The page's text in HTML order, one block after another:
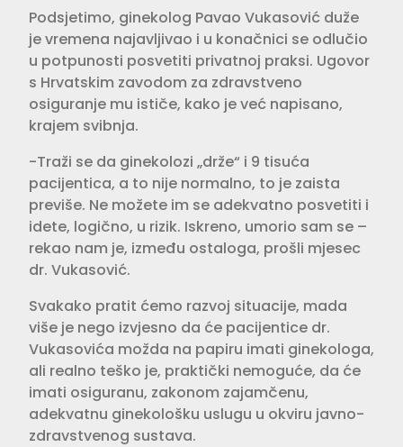
Podsjetimo, ginekolog Pavao Vukasović duže
je vremena najavljivao i u konačnici se odlučio
u potpunosti posvetiti privatnoj praksi. Ugovor
s Hrvatskim zavodom za zdravstveno
osiguranje mu ističe, kako je već napisano,
krajem svibnja.
-Traži se da ginekolozi „drže“ i 9 tisuća
pacijentica, a to nije normalno, to je zaista
previše. Ne možete im se adekvatno posvetiti i
idete, logično, u rizik. Iskreno, umorio sam se –
rekao nam je, između ostaloga, prošli mjesec
dr. Vukasović.
Svakako pratit ćemo razvoj situacije, mada
više je nego izvjesno da će pacijentice dr.
Vukasovića možda na papiru imati ginekologa,
ali realno teško je, praktički nemoguće, da će
imati osiguranu, zakonom zajamčenu,
adekvatnu ginekološku uslugu u okviru javno-
zdravstvenog sustava.